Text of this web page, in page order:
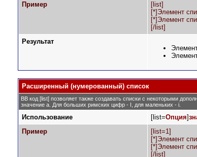
Пример
[list]
[*]Элемент
[*]Элемент
[/list]
Результат
Расширенный (нумерованный) список
BB код [list] позволяет также создавать списки с некоторыми
значение а. Для больших римских цифр - I, для маленьких - i.
Использование [list=Опция]
Пример
[list=1]
[*]Элемент
[*]Элемент
[/list]